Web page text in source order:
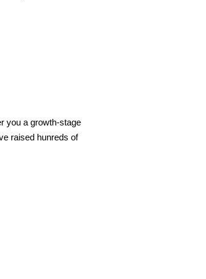
you a growth-stage
raised hunreds of